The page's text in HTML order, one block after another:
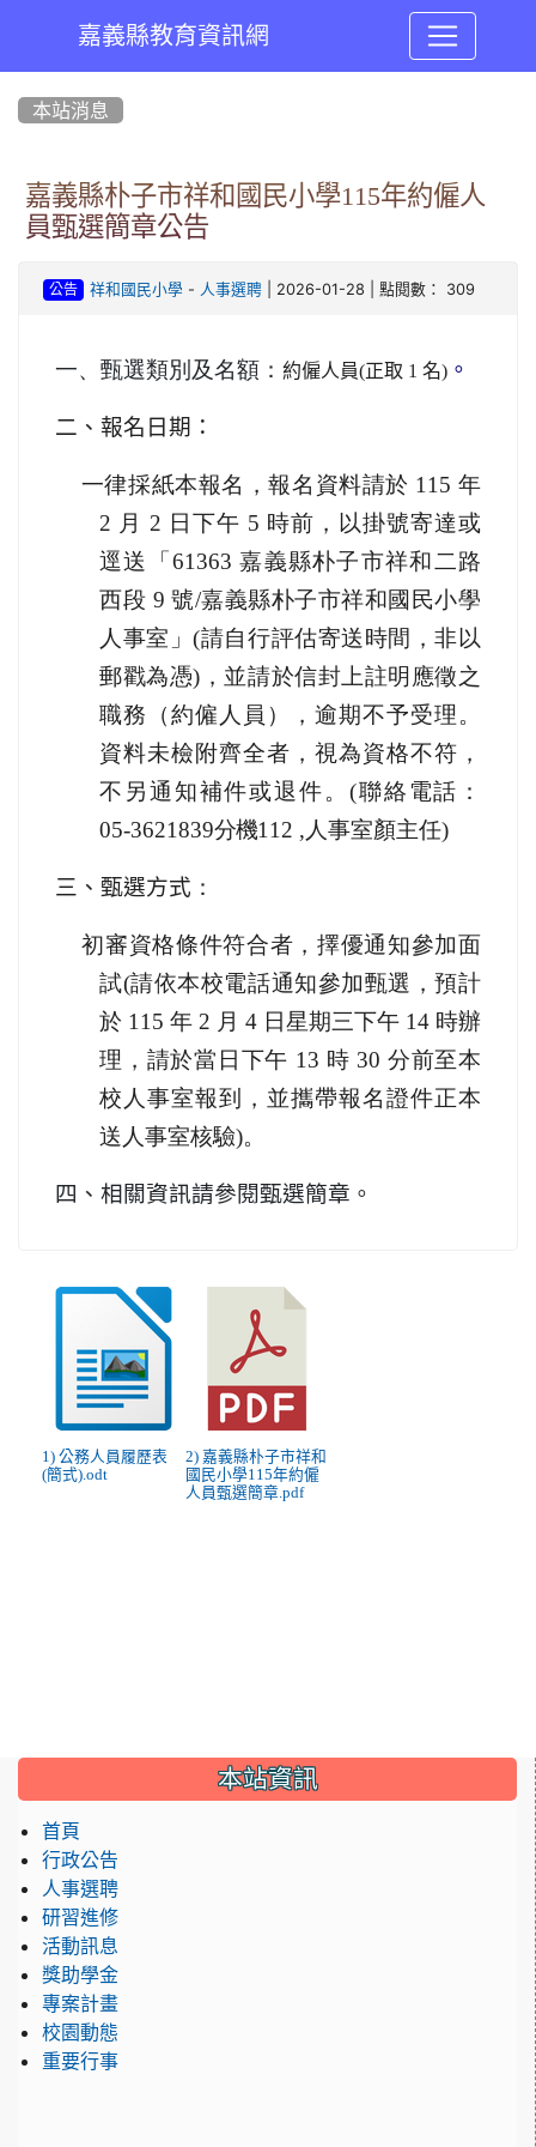
嘉義縣教育資訊網
本站消息
嘉義縣朴子市祥和國民小學115年約僱人
員甄選簡章公告
公告 祥和國民小學- 人事選聘| 2026-01-28 | 點閱數： 309
一、甄選類別及名額： 約僱人員(正取 1 名)。
二、報名日期：
一律採紙本報名，報名資料請於 115 年
2 月 2 日 下午 5 時前，以掛號寄達或
逕送「61363 嘉義縣朴子市祥和二路
西段 9 號/嘉義縣朴子市祥和國民小學
人 事室」(請自行評估寄送時間，非以
郵戳為憑)，並請於信封上註明應徵之
職務（約僱 人 員），逾期不予受理。
資料未檢附齊全者，視為資格不符，
不另通知補件或退件。(聯絡 電話 ：
05-3621839分機112 ,人事室顏主任)
三、 甄選方式 ：
初審資格條件符合者，擇優通知參加面
試(請依本校電話通知參加甄選，預計
於 115 年 2 月 4 日星期三下午 14 時辦
理，請於當日下午 13 時 30 分前至本
校人事室報到，並攜帶報名證件正本
送人事室核驗)。
四、 相關資訊請參閱甄選簡章。
1) 公務人員履歷表
(簡式).odt
2) 嘉義縣朴子市祥和
國民小學115年約僱
人員甄選簡章.pdf
::: 本站資訊
首頁
行政公告
人事選聘
研習進修
活動訊息
獎助學金
專案計畫
校園動態
重要行事